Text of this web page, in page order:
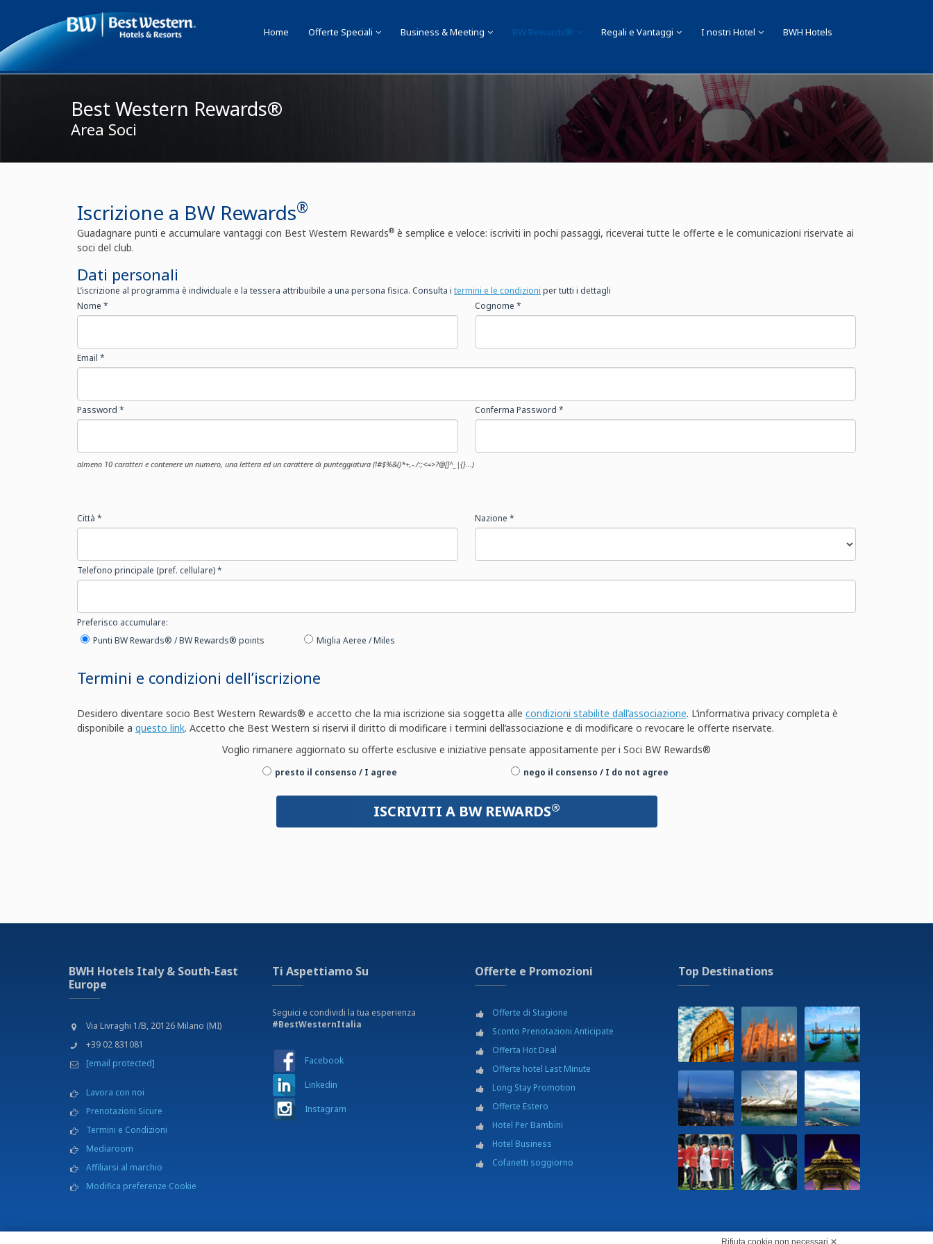
Home Offerte Speciali Business & Meeting BW Rewards® Regali e Vantaggi I nostri Hotel BWH Hotels
Best Western Rewards®
Area Soci
Iscrizione a BW Rewards®
Guadagnare punti e accumulare vantaggi con Best Western Rewards® è semplice e veloce: iscriviti in pochi passaggi, riceverai tutte le offerte e le comunicazioni riservate ai
soci del club.
Dati personali
L’iscrizione al programma è individuale e la tessera attribuibile a una persona fisica. Consulta i termini e le condizioni per tutti i dettagli
Nome *
Cognome *
Email *
Password * Conferma Password *
almeno 10 caratteri e contenere un numero, una lettera ed un carattere di punteggiatura (!#$%&()*+,-./:;<=>?@[]^_|{}...)
Città * Nazione *
Telefono principale (pref. cellulare) *
Preferisco accumulare:
Punti BW Rewards® / BW Rewards® points
Miglia Aeree / Miles
Termini e condizioni dell’iscrizione
Desidero diventare socio Best Western Rewards® e accetto che la mia iscrizione sia soggetta alle condizioni stabilite dall’associazione. L’informativa privacy completa è
disponibile a questo link. Accetto che Best Western si riservi il diritto di modificare i termini dell’associazione e di modificare o revocare le offerte riservate.
Voglio rimanere aggiornato su offerte esclusive e iniziative pensate appositamente per i Soci BW Rewards®
presto il consenso / I agree nego il consenso / I do not agree
ISCRIVITI A BW REWARDS®
BWH Hotels Italy & South-East
Europe
Via Livraghi 1/B, 20126 Milano (MI)
+39 02 831081
[email protected]
Lavora con noi
Prenotazioni Sicure
Termini e Condizioni
Mediaroom
Affiliarsi al marchio
Modifica preferenze Cookie
Ti Aspettiamo Su
Seguici e condividi la tua esperienza
#BestWesternItalia
Facebook
Linkedin
Instagram
Offerte e Promozioni
Offerte di Stagione
Sconto Prenotazioni Anticipate
Offerta Hot Deal
Offerte hotel Last Minute
Long Stay Promotion
Offerte Estero
Hotel Per Bambini
Hotel Business
Cofanetti soggiorno
Top Destinations
Rifiuta cookie non necessari ✕